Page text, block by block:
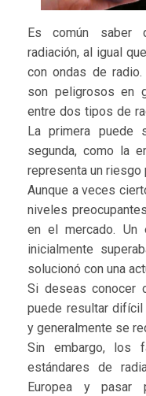
Es común saber
radiación, al igual
con ondas de
son peligrosos en
entre dos tipos de
La primera puede
segunda, como la
representa un riesgo
Aunque a veces
niveles
en el mercado. Un
inicialmente
solucionó con una
Si deseas conocer
puede resultar
y generalmente se
Sin embargo, los
estándares de
Europea y pasar